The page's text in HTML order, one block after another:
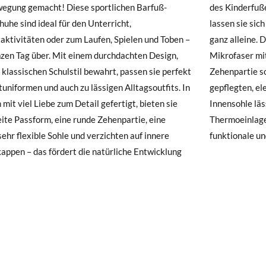
gemacht! Diese sportlichen Barfuß-
sind ideal für den Unterricht,
oder zum Laufen, Spielen und Toben –
Tag über. Mit einem durchdachten Design,
klassischen Schulstil bewahrt, passen sie perfekt
und auch zu lässigen Alltagsoutfits. In
mit viel Liebe zum Detail gefertigt, bieten sie
Passform, eine runde Zehenpartie, eine
flexible Sohle und verzichten auf innere
– das fördert die natürliche Entwicklung
Dank des doppelten Klettverschlusses
fest, einfach und schnell anziehen – auch
Das atmungsaktive Obermaterial aus
mit Lederoptik und die verstärkte
sorgen für Strapazierfähigkeit und einen
eleganten Look. Die herausnehmbare
lässt sich waschen oder im Winter gegen eine
austauschen. Kurz: sportliche,
funktionale
Schuhe ankommen und nicht ganz Ihren Vorstellungen
beantragen.
ein Kundenkonto haben, loggen Sie sich einfach ein, um den
Sie bitte unsereRuecksendungund geben Sie Ihre
ein. Ein Rücksendeetikett wird Ihnen dann automatisch an Ihr
Artikel umzutauschen, senden Sie bitte Ihr ursprüngliches Paar
einer Postfiliale zurück und geben Sie eine neue Bestellung für